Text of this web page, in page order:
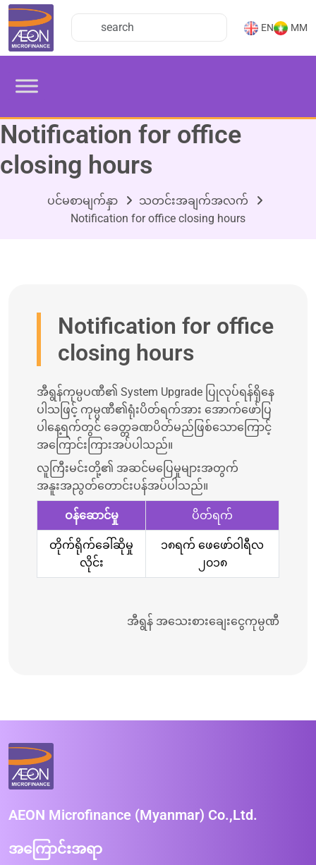
EN MM
Notification for office
closing hours
ပင်မစာမျက်နှာ
သတင်းအချက်အလက်
Notification for office closing hours
Notification for office
closing hours
အီရွန်ကုမ္ပပဏီ၏ System Upgrade ပြုလုပ်ရန်ရှိနေ
ပါသဖြင့် ကုမ္ပဏီ၏ရုံးပိတ်ရက်အား အောက်ဖော်ပြ
ပါနေ့ရက်တွင် ခေတ္တခဏပိတ်မည်ဖြစ်သောကြောင့်
အကြောင်းကြားအပ်ပါသည်။
လူကြီးမင်းတို့၏ အဆင်မပြေမှုများအတွက်
အနူးအညွတ်တောင်းပန်အပ်ပါသည်။
ဝန်ဆောင်မှု ပိတ်ရက်
တိုက်ရိုက်ခေါ်ဆိုမှု
လိုင်း
၁၈ရက် ဖေဖော်ဝါရီလ
၂၀၁၈
အီရွန် အသေးစားချေးငွေကုမ္ပဏီ
AEON Microfinance (Myanmar) Co.,Ltd.
အကြောင်းအရာ